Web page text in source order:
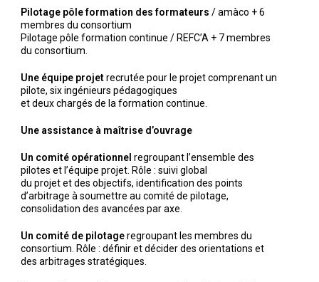
Pilotage pôle formation des formateurs / amàco + 6
membres du consortium
Pilotage pôle formation continue / REFC’A + 7 membres
du consortium.
Une équipe projetrecrutée pour le projet comprenant un
pilote, six ingénieurs pédagogiques
et deux chargés de la formation continue.
Une assistance à maîtrise d’ouvrage
Un comité opérationnel regroupant l’ensemble des
pilotes et l’équipe projet. Rôle : suivi global
du projet et des objectifs, identification des points
d’arbitrage à soumettre au comité de pilotage,
consolidation des avancées par axe.
Un comité de pilotageregroupant les membres du
consortium. Rôle : définir et décider des orientations et
des arbitrages stratégiques.